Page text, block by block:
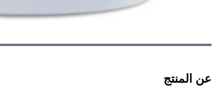
عن المنتج